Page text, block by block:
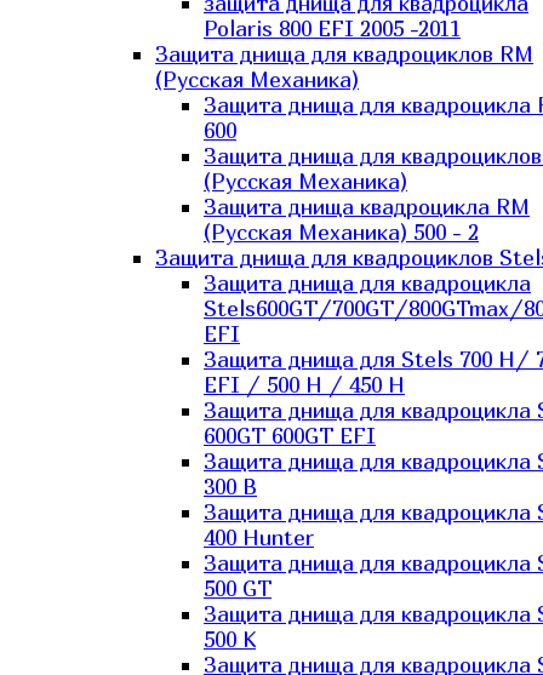
Polaris 800 EFI 2005 -2011
Защита днища для квадроциклов RM
(Русская Механика)
Защита днища для квадроцикла
600
Защита днища для
(Русская Механика)
Защита днища квадроцикла RM
(Русская Механика) 500 - 2
Защита днища для квадроциклов
Защита днища для квадроцикла
Stels600GT/700GT/800GTmax/
EFI
Защита днища для Stels 700 H/
EFI / 500 H / 450 H
Защита днища для квадроцикла
600GT 600GT EFI
Защита днища для квадроцикла
300 B
Защита днища для квадроцикла
400 Hunter
Защита днища для квадроцикла
500 GT
Защита днища для квадроцикла
500 K
Защита днища для квадроцикла